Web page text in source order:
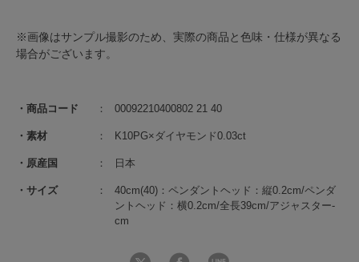
商品コード 00092210400802 21 40
素材 K10PG×ダイヤモンド0.03ct
原産国 日本
サイズ
40cm(40)：ペンダントヘッド：縦0.2cm/ペンダ
ントヘッド：横0.2cm/全長39cm/アジャスター-
cm
※画像はサンプル撮影のため、実際の商品と色味・仕様が異なる
場合がございます。